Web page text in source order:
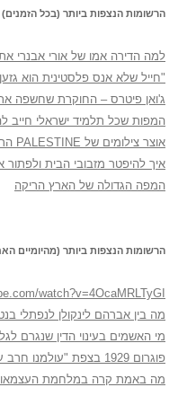
הרשומות הנצפות ביותר (בכל הזמנים)
למה הדירה אמו של אורי אבנרי
"חייל שלא אנס פלסטינית הוא
ג'ואן פיטרס – החוקרת שחשפה
המפות שכל תלמיד ישראלי חייב
אוצר צילומים של PALESTINE הריקה
איך להיפטר מזבובי הבית ולפתור
המפה הגדולה של הארץ הריקה
הרשומות הנצפות ביותר (מהיומיים
watch?v=4OcaMRLTyGI
מה בין אברהם לינקולן לנפתלי
מי האשמים בעינוי הדין שנגרם
פוגרום 1929 בצפת "עולמנו חרב עלינו"
מה באמת קרה במלחמת